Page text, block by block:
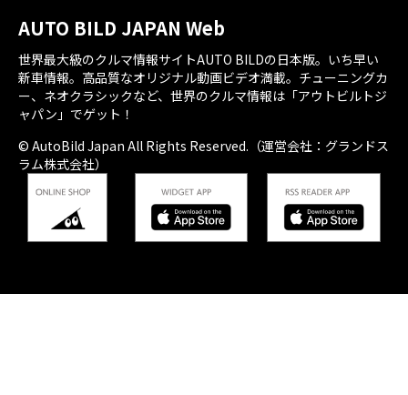
AUTO BILD JAPAN Web
世界最大級のクルマ情報サイトAUTO BILDの日本版。いち早い
新車情報。高品質なオリジナル動画ビデオ満載。チューニングカ
ー、ネオクラシックなど、世界のクルマ情報は「アウトビルトジ
ャパン」でゲット！
© AutoBild Japan All Rights Reserved.（運営会社：グランドス
ラム株式会社）